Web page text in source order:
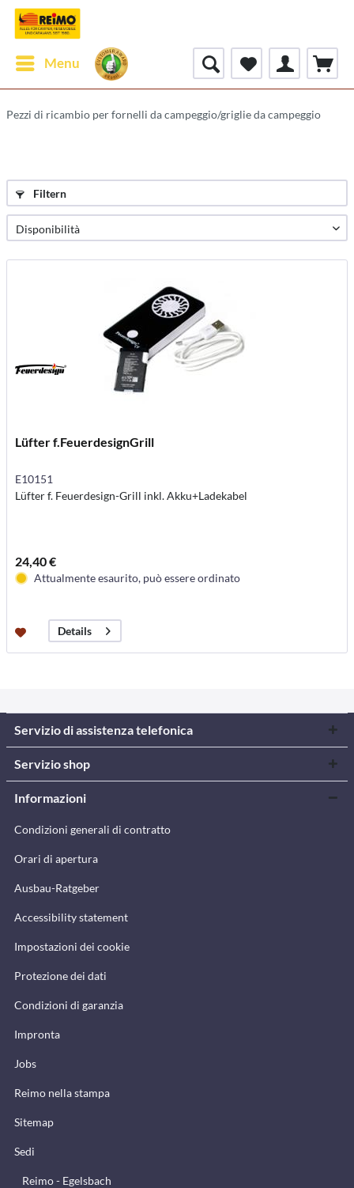
Menu
Pezzi di ricambio per fornelli da campeggio/griglie da campeggio
Filtern
Lüfter f.FeuerdesignGrill
E10151
Lüfter f. Feuerdesign-Grill inkl. Akku+Ladekabel
24,40 €
Attualmente esaurito, può essere ordinato
Details
Servizio di assistenza telefonica
Servizio shop
Informazioni
Condizioni generali di contratto
Orari di apertura
Ausbau-Ratgeber
Accessibility statement
Impostazioni dei cookie
Protezione dei dati
Condizioni di garanzia
Impronta
Jobs
Reimo nella stampa
Sitemap
Sedi
Reimo - Egelsbach